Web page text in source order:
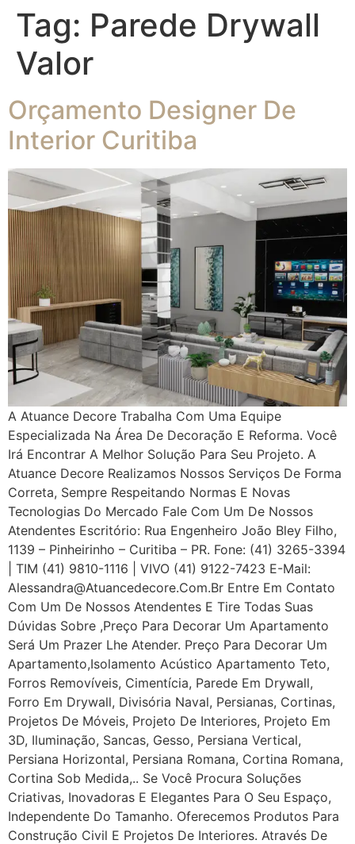
Tag: Parede Drywall
Valor
Orçamento Designer De
Interior Curitiba
A Atuance Decore Trabalha Com Uma Equipe
Especializada Na Área De Decoração E Reforma. Você
Irá Encontrar A Melhor Solução Para Seu Projeto. A
Atuance Decore Realizamos Nossos Serviços De Forma
Correta, Sempre Respeitando Normas E Novas
Tecnologias Do Mercado Fale Com Um De Nossos
Atendentes Escritório: Rua Engenheiro João Bley Filho,
1139 – Pinheirinho – Curitiba – PR. Fone: (41) 3265-3394
| TIM (41) 9810-1116 | VIVO (41) 9122-7423 E-Mail:
Alessandra@atuancedecore.com.br Entre Em Contato
Com Um De Nossos Atendentes E Tire Todas Suas
Dúvidas Sobre ,Preço Para Decorar Um Apartamento
Será Um Prazer Lhe Atender. Preço Para Decorar Um
Apartamento,Isolamento Acústico Apartamento Teto,
Forros Removíveis, Cimentícia, Parede Em Drywall,
Forro Em Drywall, Divisória Naval, Persianas, Cortinas,
Projetos De Móveis, Projeto De Interiores, Projeto Em
3D, Iluminação, Sancas, Gesso, Persiana Vertical,
Persiana Horizontal, Persiana Romana, Cortina Romana,
Cortina Sob Medida,.. Se Você Procura Soluções
Criativas, Inovadoras E Elegantes Para O Seu Espaço,
Independente Do Tamanho. Oferecemos Produtos Para
Construção Civil E Projetos De Interiores. Através De